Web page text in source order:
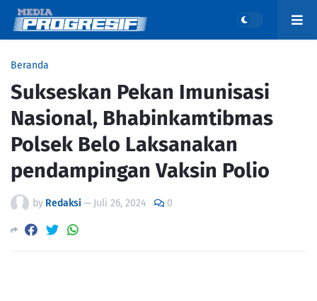
Beranda
Sukseskan Pekan Imunisasi
Nasional, Bhabinkamtibmas
Polsek Belo Laksanakan
pendampingan Vaksin Polio
by Redaksi — Juli 26, 2024 0